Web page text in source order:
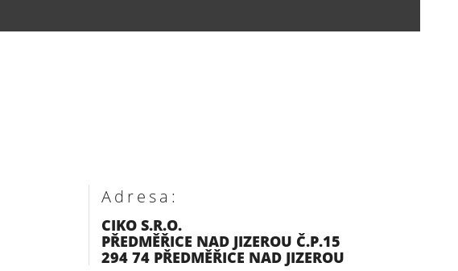
Adresa:
CIKO S.R.O.
PŘEDMĚŘICE NAD JIZEROU Č.P.15
294 74 PŘEDMĚŘICE NAD JIZEROU